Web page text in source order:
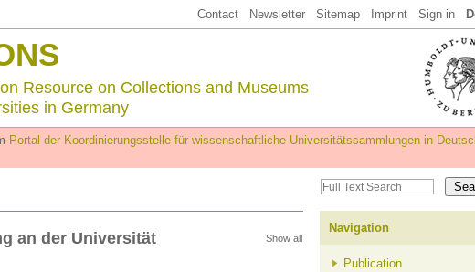
Contact Newsletter Sitemap Imprint Sign in
Resource on Collections and Museums
in Germany
Portal der Koordinierungsstelle für wissenschaftliche Universitätssammlungen in
Show all
an der Universität
Navigation
Publication